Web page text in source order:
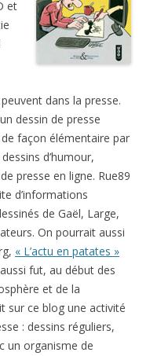
et
dans la presse.
dessin de presse
façon élémentaire par
d’humour,
presse en ligne. Rue89
d’informations
de Gaël, Large,
On pourrait aussi
« L’actu en patates »
fut, au début des
et de la
sur ce blog une activité
: dessins réguliers,
un organisme de